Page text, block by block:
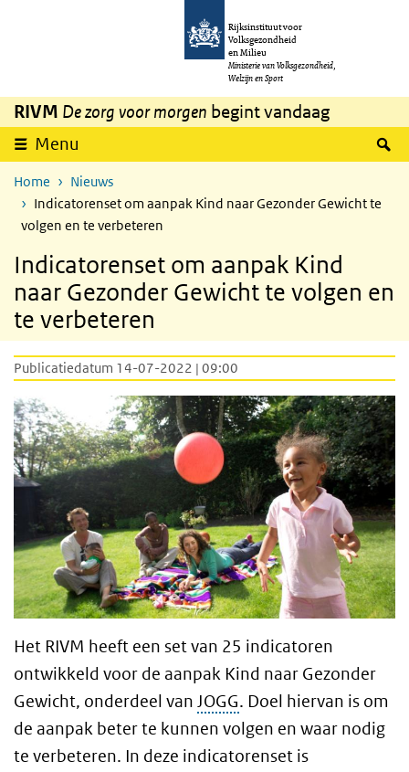
Overslaan en naar de inhoud gaan
Rijksinstituut voor
Volksgezondheid
en Milieu
Ministerie van Volksgezondheid,
Welzijn en Sport
RIVM De zorg voor morgen begint vandaag
Menu
Home
Nieuws
Indicatorenset om aanpak Kind naar Gezonder Gewicht te
volgen en te verbeteren
Indicatorenset om aanpak Kind
naar Gezonder Gewicht te volgen en
te verbeteren
Publicatiedatum 14-07-2022 | 09:00
Het RIVM heeft een set van 25 indicatoren
ontwikkeld voor de aanpak Kind naar Gezonder
Gewicht, onderdeel van JOGG. Doel hiervan is om
de aanpak beter te kunnen volgen en waar nodig
te verbeteren. In deze indicatorenset is